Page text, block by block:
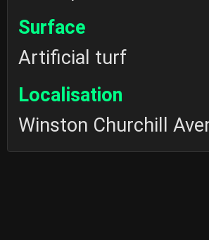
Surface
Artificial turf
Localisation
Winston Churchill